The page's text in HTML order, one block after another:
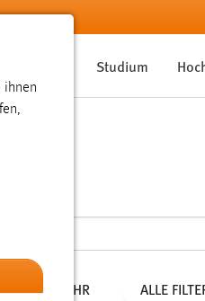
Studium
BIS 1 JAHR ALLE
ihnen